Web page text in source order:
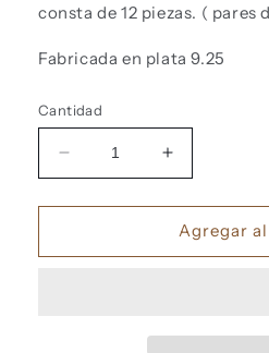
consta de 12 piezas. ( pares
Fabricada en plata 9.25
Cantidad
Reducir
cantidad
para
del
Aumentar
cantidad
para
Hijos
del
Agregar